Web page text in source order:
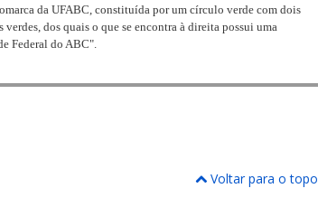
da UFABC, constituída por um círculo verde com dois
dos quais o que se encontra à direita possui uma
Federal do ABC".
Voltar para o topo